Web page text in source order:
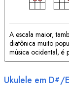
A escala maior,
diatônica muito
música ocidental, é
Ukulele em D#/E